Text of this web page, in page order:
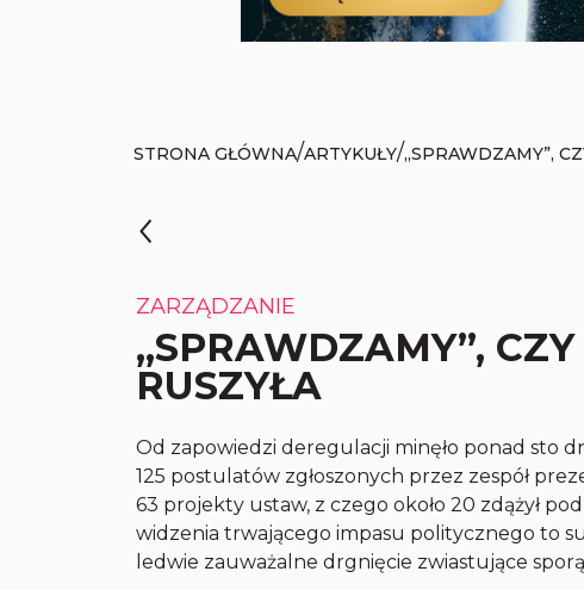
STRONA GŁÓWNA/ARTYKUŁY/„SPRAWDZAMY”,
ZARZĄDZANIE
„SPRAWDZAMY”,
RUSZYŁA
Od zapowiedzi deregulacji minęło ponad sto
125 postulatów zgłoszonych przez zespół
63 projekty ustaw, z czego około 20 zdążył
widzenia trwającego impasu politycznego to
ledwie zauważalne drgnięcie zwiastujące